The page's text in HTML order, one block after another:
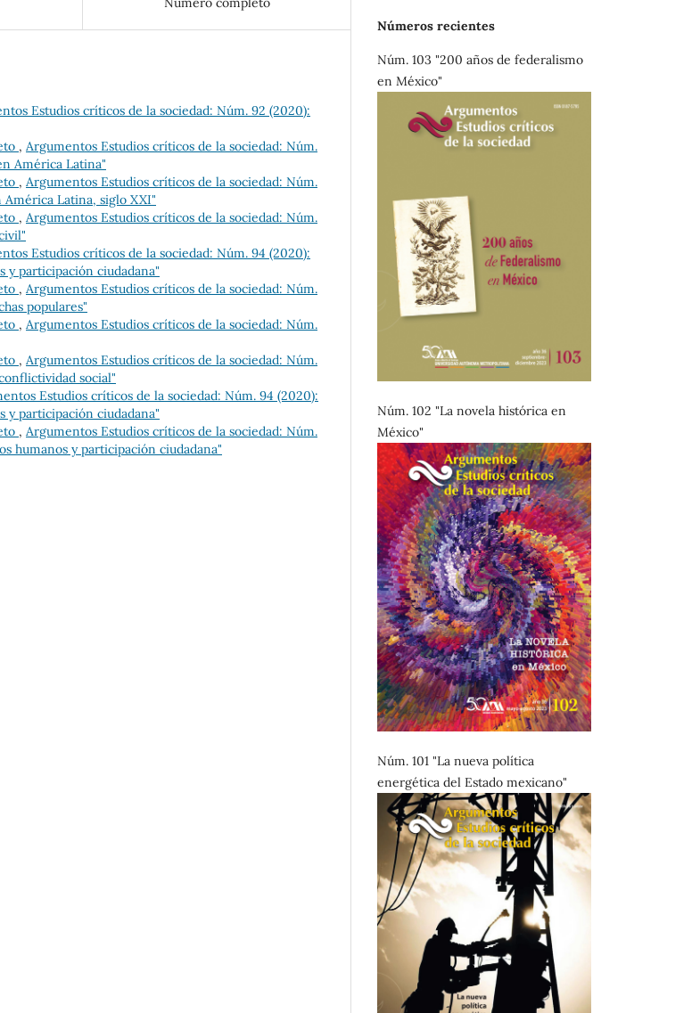
Estudios críticos de la sociedad: Núm. 92 (2020):
, Argumentos Estudios críticos de la sociedad: Núm.
América Latina"
, Argumentos Estudios críticos de la sociedad: Núm.
América Latina, siglo XXI"
, Argumentos Estudios críticos de la sociedad: Núm.
Estudios críticos de la sociedad: Núm. 94 (2020):
y participación ciudadana"
, Argumentos Estudios críticos de la sociedad: Núm.
populares"
, Argumentos Estudios críticos de la sociedad: Núm.
, Argumentos Estudios críticos de la sociedad: Núm.
social"
Estudios críticos de la sociedad: Núm. 94 (2020):
y participación ciudadana"
, Argumentos Estudios críticos de la sociedad: Núm.
humanos y participación ciudadana"
Números recientes
Núm. 103 "200 años de federalismo
en México"
Núm. 102 "La novela histórica en
México"
Núm. 101 "La nueva política
energética del Estado mexicano"